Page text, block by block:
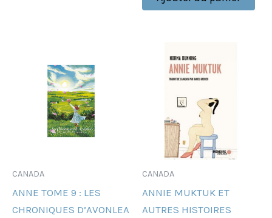
CANADA
ANNE TOME 9 : LES
CHRONIQUES D’AVONLEA
CANADA
ANNIE MUKTUK ET
AUTRES HISTOIRES